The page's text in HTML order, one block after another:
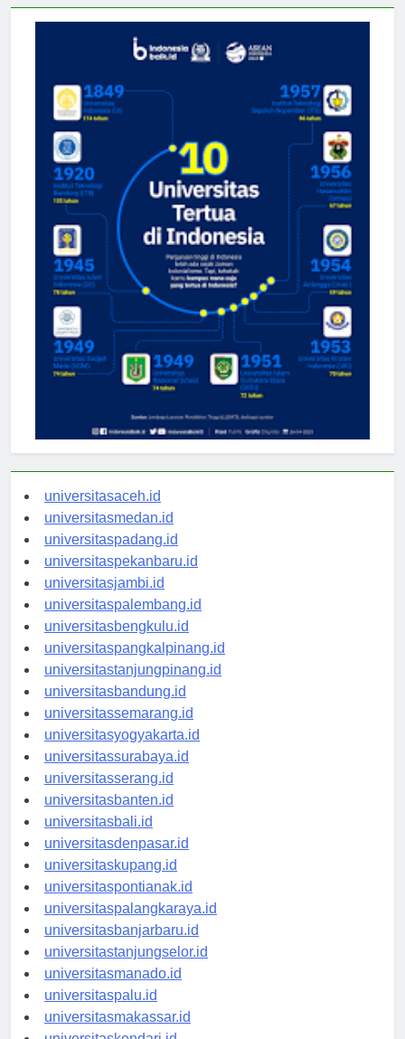
universitasaceh.id
universitasmedan.id
universitaspadang.id
universitaspekanbaru.id
universitasjambi.id
universitaspalembang.id
universitasbengkulu.id
universitaspangkalpinang.id
universitastanjungpinang.id
universitasbandung.id
universitassemarang.id
universitasyogyakarta.id
universitassurabaya.id
universitasserang.id
universitasbanten.id
universitasbali.id
universitasdenpasar.id
universitaskupang.id
universitaspontianak.id
universitaspalangkaraya.id
universitasbanjarbaru.id
universitastanjungselor.id
universitasmanado.id
universitaspalu.id
universitasmakassar.id